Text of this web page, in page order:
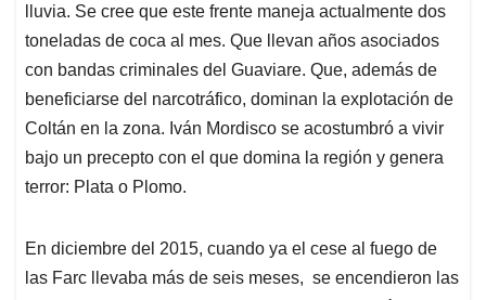
lluvia. Se cree que este frente maneja actualmente dos
toneladas de coca al mes. Que llevan años asociados
con bandas criminales del Guaviare. Que, además de
beneficiarse del narcotráfico, dominan la explotación de
Coltán en la zona. Iván Mordisco se acostumbró a vivir
bajo un precepto con el que domina la región y genera
terror: Plata o Plomo.
En diciembre del 2015, cuando ya el cese al fuego de
las Farc llevaba más de seis meses, se encendieron las